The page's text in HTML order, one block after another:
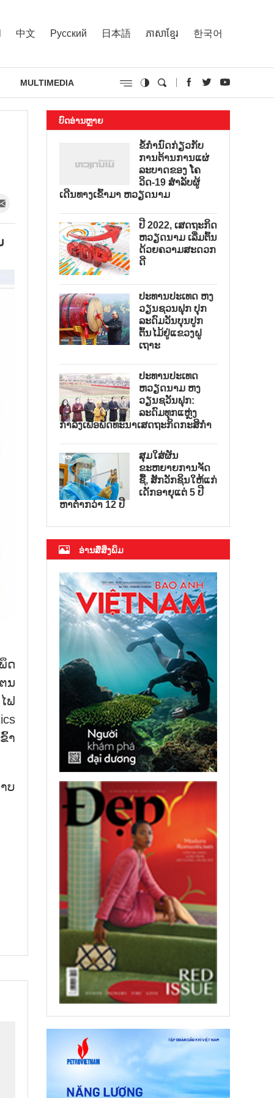
中文 Русский 日本語 ភាសាខ្មែរ 한국어
MULTIMEDIA
ດ​
ນ
ຟ​
າ​
ບ
ບົດອ່ານຫຼາຍ
ຂໍ້ກຳນົດກ່ຽວກັບ
ການຕ້ານການແຜ່
ລະບາດຂອງ ໂຄ
ວິດ-19 ສຳລັບຜູ້
ເດີນທາງເຂົ້າມາ ຫວຽດນາມ
ປີ 2022, ເສດຖະກິດ
ຫວຽດນາມ ເລີ່ມຕົ້ນ
ດ້ວຍຄວາມສະດວກ
ດີ
ປະທານປະເທດ ຫງ
ວຽນຊວນຟຸກ ປຸກ
ລະດົມວັນບຸນປູກ
ຕົ້ນໄມ້ຢູ່ແຂວງຝູ
ເຖາະ
ປະທານປະເທດ
ຫວຽດນາມ ຫງ
ວຽນຊວັນຟຸກ:
ລະດົມທຸກແຫຼ່ງ
ກຳລັງເພື່ອພັດທະນາເສດຖະກິດກະສິກຳ
ສຸມໃສ່ຜັນ
ຂະຫຍາຍການຈັດ
ຊື້, ສັກວັກຊິນໃຫ້ແກ່
ເດັກອາຍຸແຕ່ 5 ປີ
ຫາຕ່ຳກວ່າ 12 ປີ
ອ່ານສື່ສິ່ງພິມ